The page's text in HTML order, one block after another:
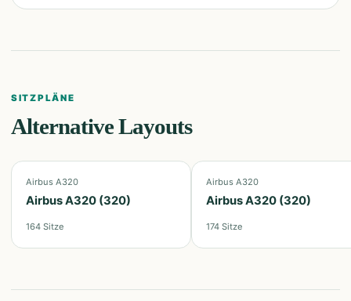
SITZPLÄNE
Alternative Layouts
Airbus A320
Airbus A320 (320)
164 Sitze
Airbus A320
Airbus A320 (320)
174 Sitze